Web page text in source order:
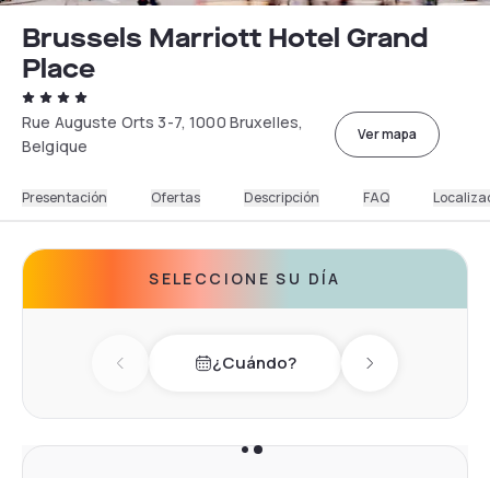
Brussels Marriott Hotel Grand
Place
Rue Auguste Orts 3-7, 1000 Bruxelles,
Belgique
Ver mapa
Presentación Ofertas Descripción FAQ
SELECCIONE SU DÍA
Previous day¿Cuándo? Next day